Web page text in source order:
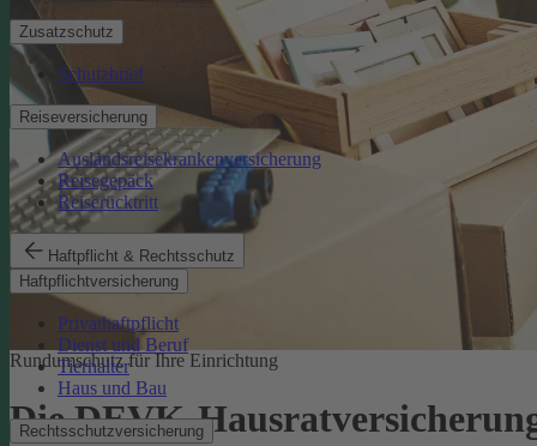
Zusatzschutz
Schutzbrief
Reiseversicherung
Auslandsreisekrankenversicherung
Reisegepäck
Reiserücktritt
Haftpflicht & Rechtsschutz
Haftpflichtversicherung
Privathaftpflicht
Dienst und Beruf
Tierhalter
Haus und Bau
Rechtsschutzversicherung
Rundumschutz für Ihre Einrichtung
Die DEVK-